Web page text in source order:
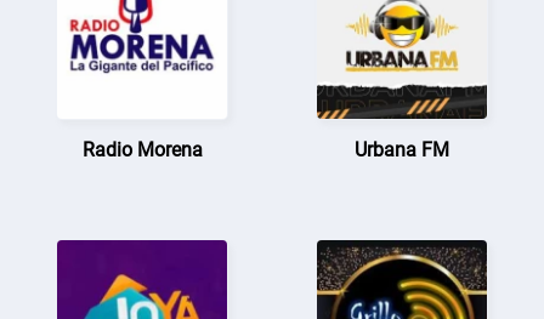
Radio Morena Urbana FM